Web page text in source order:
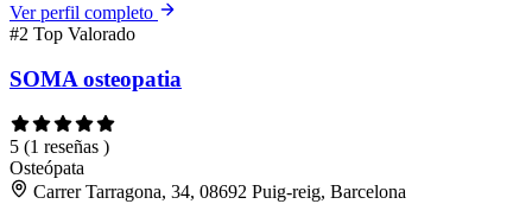
Ver perfil completo
#2 Top Valorado
SOMA osteopatia
5 (1 reseñas )
Osteópata
Carrer Tarragona, 34, 08692 Puig-reig, Barcelona